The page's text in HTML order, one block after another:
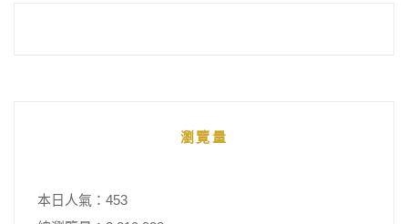
瀏覽量
本日人氣：453